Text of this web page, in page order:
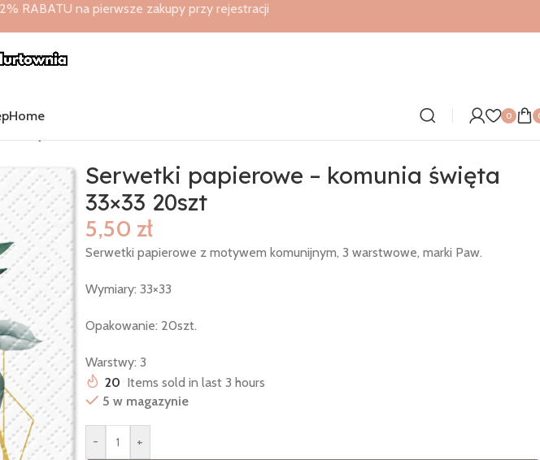
RABATU na pierwsze zakupy przy rejestracji
Home 0
Serwetki papierowe – komunia święta
33×33 20szt
5,50 zł
Serwetki papierowe z motywem komunijnym, 3 warstwowe, marki Paw.
Wymiary: 33×33
Opakowanie: 20szt.
Warstwy: 3
20 Items sold in last 3 hours
5 w magazynie
- +